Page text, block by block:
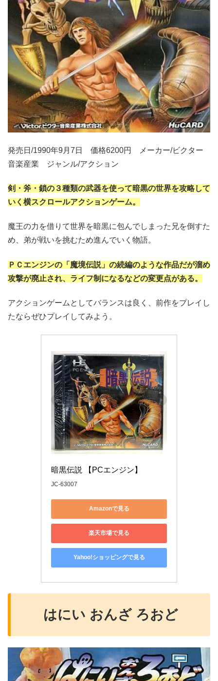
発売日/1990年9月7日 価格6200円 メーカー/ビクター
音楽産業 ジャンル/アクション
剣・斧・鎖の３種類の武器を使って暗黒の世界を攻略して
いく横スクロールアクションゲーム。
魔王の力を借りて世界を暗黒に包んでしまった兄を倒すた
め、弟が戦いを挑むため進んでいく物語。
ＰＣエンジンの「魔境伝説」の続編のような作品だが溜め
攻撃が廃止され、ライフ制になるなどの変更点がある。
アクションゲームとしてバランスは良く、前作をプレイし
たならぜひプレイしてみよう。
暗黒伝説 【PCエンジン】
JC-63007
Amazonで見る
楽天市場で見る
Yahoo!ショッピングで見る
はにい おんざ ろおど